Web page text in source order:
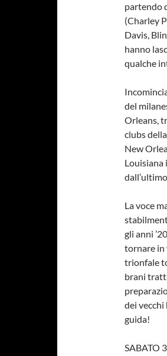
partendo
(Charley
Davis,
hanno
qualche
del
Orleans,
clubs
New
Louisiana
La voce
gli anni
tornare in
trionfale
brani
dei vecchi
guida!
SABATO